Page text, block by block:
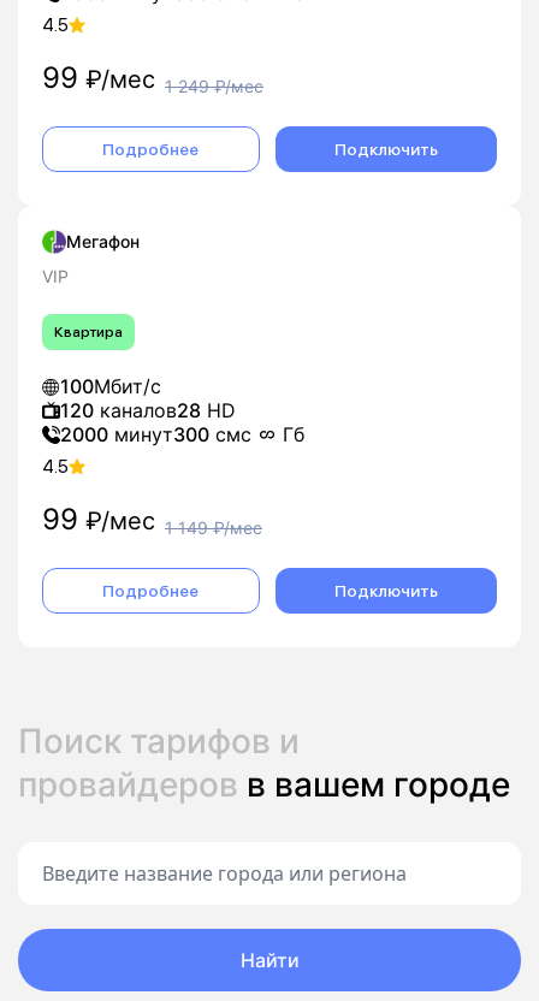
4.5
99 ₽/мес 1 249₽/мес
Подробнее Подключить
Мегафон
VIP
Квартира
100Мбит/с
120 каналов28 HD
2000 минут300 смс Гб
4.5
99 ₽/мес 1 149₽/мес
Подробнее Подключить
Поиск тарифов и
провайдеров в вашем городе
Найти